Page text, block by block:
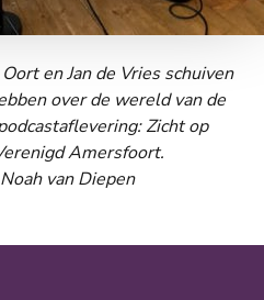
en Jan de Vries schuiven
over de wereld van de
Zicht op
Amersfoort.
van Diepen